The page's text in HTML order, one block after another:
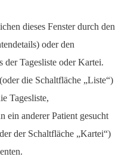
dieses Fenster durch den
oder den
der Tagesliste oder Kartei.
(oder die Schaltfläche „Liste“)
Tagesliste,
ein anderer Patient gesucht
der Schaltfläche „Kartei“)